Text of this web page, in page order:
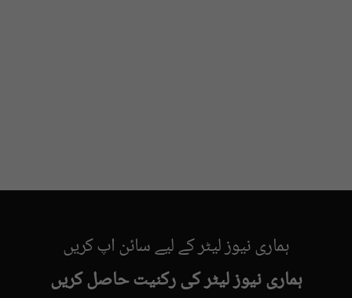
ہماری نیوز لیٹر کے لیے سائن اپ کریں
ہماری نیوز لیٹر کی رکنیت حاصل کریں